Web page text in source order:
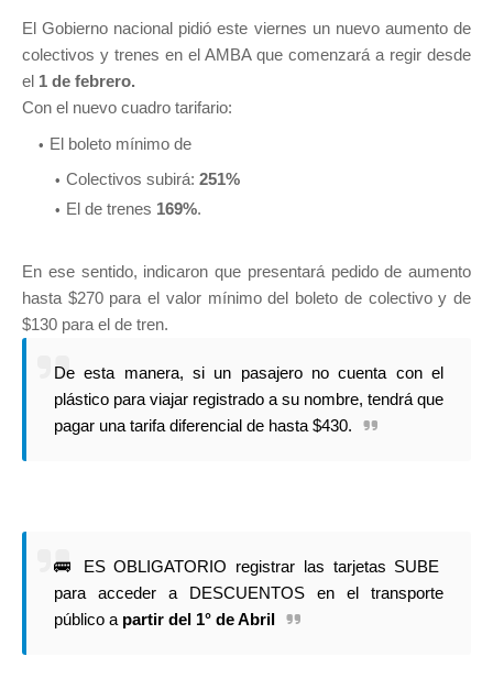
El Gobierno nacional pidió este viernes un nuevo aumento de
colectivos y trenes en el AMBA que comenzará a regir desde
el 1 de febrero.
Con el nuevo cuadro tarifario:
El boleto mínimo de
Colectivos subirá: 251%
El de trenes 169%.
En ese sentido, indicaron que presentará pedido de aumento
hasta $270 para el valor mínimo del boleto de colectivo y de
$130 para el de tren.
De esta manera, si un pasajero no cuenta con el
plástico para viajar registrado a su nombre, tendrá que
pagar una tarifa diferencial de hasta $430.
🚌 ES OBLIGATORIO registrar las tarjetas SUBE
para acceder a DESCUENTOS en el transporte
público a partir del 1° de Abril